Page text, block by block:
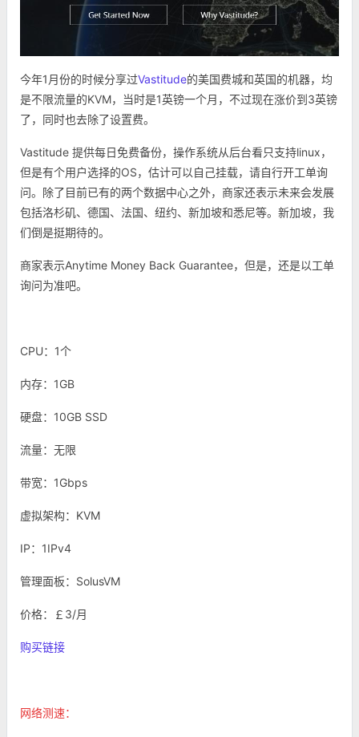
今年1月份的时候分享过Vastitude的美国费城和英国的机器，均
是不限流量的KVM，当时是1英镑一个月，不过现在涨价到3英镑
了，同时也去除了设置费。
Vastitude 提供每日免费备份，操作系统从后台看只支持linux，
但是有个用户选择的OS，估计可以自己挂载，请自行开工单询
问。除了目前已有的两个数据中心之外，商家还表示未来会发展
包括洛杉矶、德国、法国、纽约、新加坡和悉尼等。新加坡，我
们倒是挺期待的。
商家表示Anytime Money Back Guarantee，但是，还是以工单
询问为准吧。
CPU：1个
内存：1GB
硬盘：10GB SSD
流量：无限
带宽：1Gbps
虚拟架构：KVM
IP：1IPv4
管理面板：SolusVM
价格：￡3/月
购买链接
网络测速：